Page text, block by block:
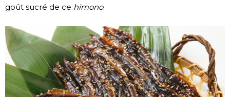
goût sucré de ce himono.